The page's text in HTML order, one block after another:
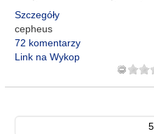
Szczegóły
cepheus
72 komentarzy
Link na Wykop